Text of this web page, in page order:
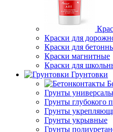
Краски для
Краски для
Краски магнитные
Краски для
Грунтовки
Грунты
Грунты глубокого
Грунты
Грунты укрывные
Грунты